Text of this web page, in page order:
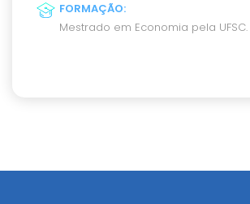
FORMAÇÃO:
Mestrado em Economia pela UFSC.